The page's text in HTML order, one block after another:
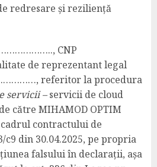
redresare și reziliență
CNP
de reprezentant legal
referitor la procedura
servicii –servicii de cloud
către MIHAMOD OPTIM
cadrul contractului de
c9 din 30.04.2025, pe propria
falsului în declarații, așa